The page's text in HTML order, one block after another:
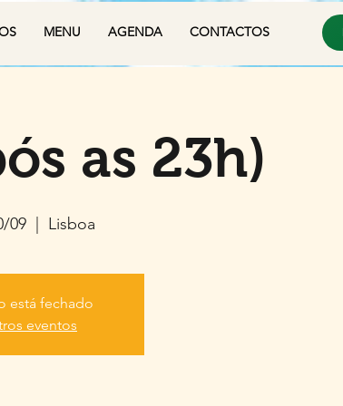
MENU AGENDA CONTACTOS
as 23h)
09
  |
Lisboa
está fechado
eventos